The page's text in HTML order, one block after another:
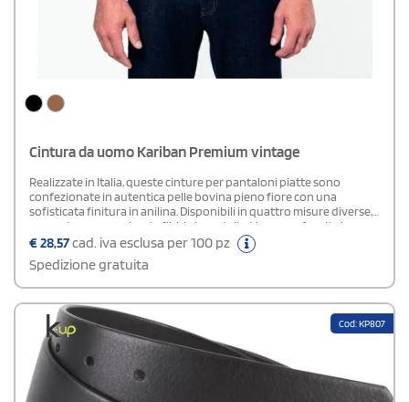
Cintura da uomo Kariban Premium vintage
Realizzate in Italia, queste cinture per pantaloni piatte sono
confezionate in autentica pelle bovina pieno fiore con una
sofisticata finitura in anilina. Disponibili in quattro misure diverse,
presentano una robusta fibbia in metallo. Vengono fornita in una
pratica custodia di cotone nero.
€28,57cad. iva esclusa per 100 pz
Spedizione gratuita
Cod: KP807